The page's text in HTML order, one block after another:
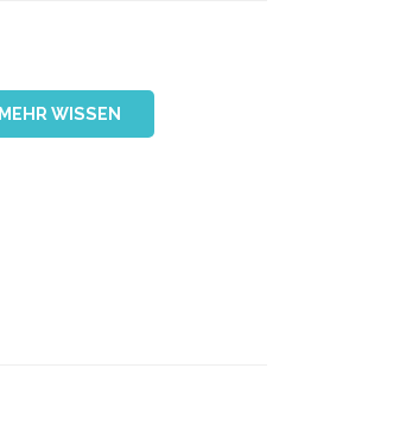
MEHR WISSEN